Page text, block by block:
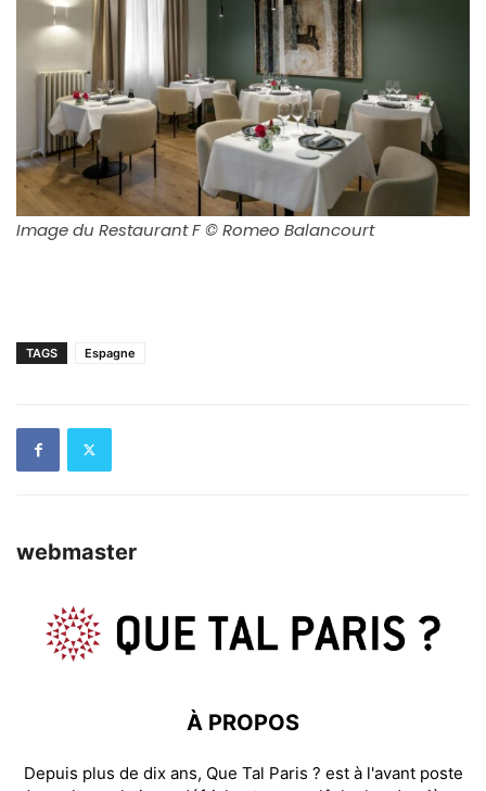
Image du Restaurant F © Romeo Balancourt
TAGS Espagne
webmaster
À PROPOS
Depuis plus de dix ans, Que Tal Paris ? est à l'avant poste